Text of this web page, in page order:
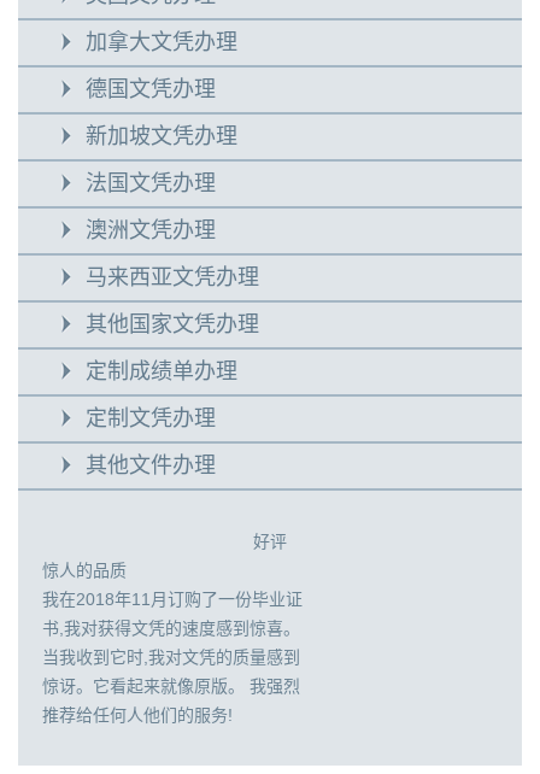
加拿大文凭办理
德国文凭办理
新加坡文凭办理
法国文凭办理
澳洲文凭办理
马来西亚文凭办理
其他国家文凭办理
定制成绩单办理
定制文凭办理
其他文件办理
好评
惊人的品质
我在2018年11月订购了一份毕业证
书,我对获得文凭的速度感到惊喜。
当我收到它时,我对文凭的质量感到
惊讶。它看起来就像原版。 我强烈
推荐给任何人他们的服务!